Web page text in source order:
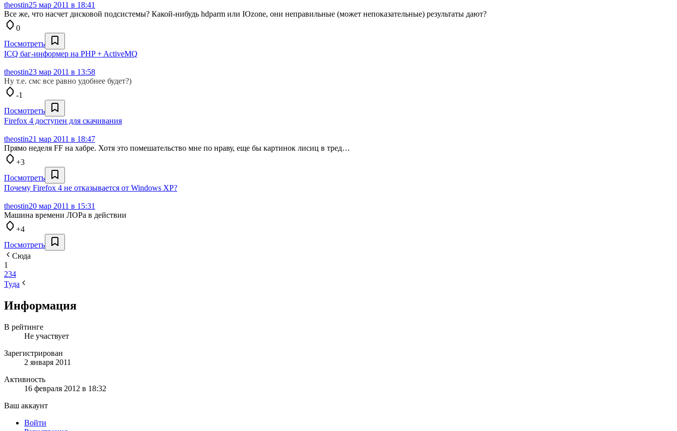
theostin25 мар 2011 в 18:41
Все же, что насчет дисковой подсистемы? Какой-нибудь hdparm или IOzone, они неправильные (может непоказательные) результаты дают?
0
Посмотреть
ICQ баг-информер на PHP + ActiveMQ
theostin23 мар 2011 в 13:58
Ну т.е. смс все равно удобнее будет?)
-1
Посмотреть
Firefox 4 доступен для скачивания
theostin21 мар 2011 в 18:47
Прямо неделя FF на хабре. Хотя это помешательство мне по нраву, еще бы картинок лисиц в тред…
+3
Посмотреть
Почему Firefox 4 не отказывается от Windows XP?
theostin20 мар 2011 в 15:31
Машина времени ЛОРа в действии
+4
Посмотреть
Сюда
1
234
Туда
Информация
В рейтинге
Не участвует
Зарегистрирован
2 января 2011
Активность
16 февраля 2012 в 18:32
Ваш аккаунт
Войти